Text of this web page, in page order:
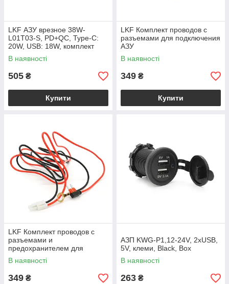
LKF АЗУ врезное 38W-
L01T03-S, PD+QC, Type-C:
20W, USB: 18W, комплект
проводов под пайку,
33x22х58mm, Black
В наявності
505 ₴
Купити
LKF Комплект проводов с
разъемами для подключения
АЗУ
В наявності
349 ₴
Купити
LKF Комплект проводов с
разъемами и
предохранителем для
подключения АЗУ
В наявності
349 ₴
АЗП KWG-Р1,12-24V, 2xUSB,
5V, клеми, Black, Box
В наявності
263 ₴